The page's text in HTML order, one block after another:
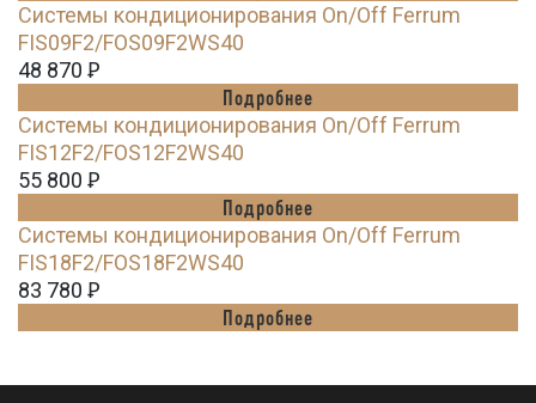
Системы кондиционирования On/Off Ferrum
FIS09F2/FOS09F2WS40
48 870 Ꝑ
Подробнее
Системы кондиционирования On/Off Ferrum
FIS12F2/FOS12F2WS40
55 800 Ꝑ
Подробнее
Системы кондиционирования On/Off Ferrum
FIS18F2/FOS18F2WS40
83 780 Ꝑ
Подробнее